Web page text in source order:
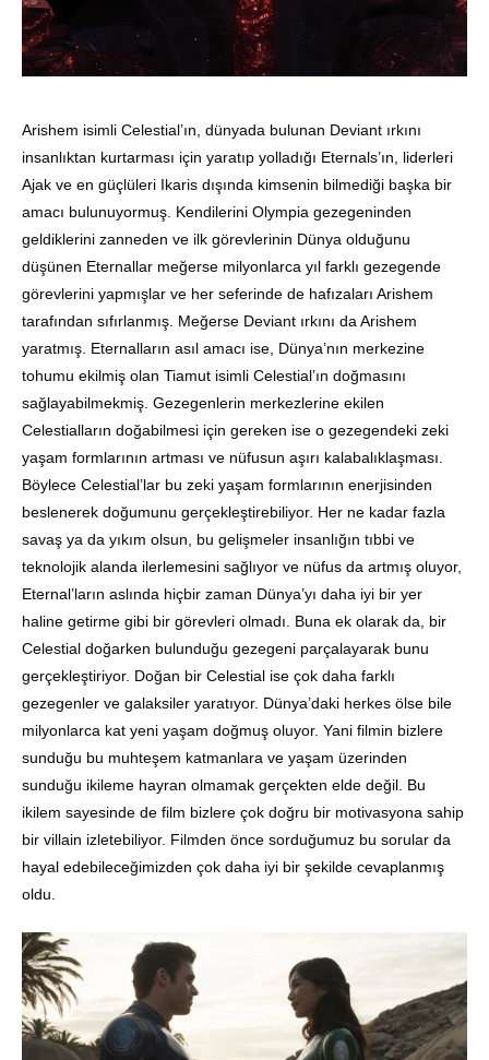
Arishem isimli Celestial’ın, dünyada bulunan Deviant ırkını
insanlıktan kurtarması için yaratıp yolladığı Eternals’ın, liderleri
Ajak ve en güçlüleri Ikaris dışında kimsenin bilmediği başka bir
amacı bulunuyormuş. Kendilerini Olympia gezegeninden
geldiklerini zanneden ve ilk görevlerinin Dünya olduğunu
düşünen Eternallar meğerse milyonlarca yıl farklı gezegende
görevlerini yapmışlar ve her seferinde de hafızaları Arishem
tarafından sıfırlanmış. Meğerse Deviant ırkını da Arishem
yaratmış. Eternalların asıl amacı ise, Dünya’nın merkezine
tohumu ekilmiş olan Tiamut isimli Celestial’ın doğmasını
sağlayabilmekmiş. Gezegenlerin merkezlerine ekilen
Celestialların doğabilmesi için gereken ise o gezegendeki zeki
yaşam formlarının artması ve nüfusun aşırı kalabalıklaşması.
Böylece Celestial’lar bu zeki yaşam formlarının enerjisinden
beslenerek doğumunu gerçekleştirebiliyor. Her ne kadar fazla
savaş ya da yıkım olsun, bu gelişmeler insanlığın tıbbi ve
teknolojik alanda ilerlemesini sağlıyor ve nüfus da artmış oluyor,
Eternal’ların aslında hiçbir zaman Dünya’yı daha iyi bir yer
haline getirme gibi bir görevleri olmadı. Buna ek olarak da, bir
Celestial doğarken bulunduğu gezegeni parçalayarak bunu
gerçekleştiriyor. Doğan bir Celestial ise çok daha farklı
gezegenler ve galaksiler yaratıyor. Dünya’daki herkes ölse bile
milyonlarca kat yeni yaşam doğmuş oluyor. Yani filmin bizlere
sunduğu bu muhteşem katmanlara ve yaşam üzerinden
sunduğu ikileme hayran olmamak gerçekten elde değil. Bu
ikilem sayesinde de film bizlere çok doğru bir motivasyona sahip
bir villain izletebiliyor. Filmden önce sorduğumuz bu sorular da
hayal edebileceğimizden çok daha iyi bir şekilde cevaplanmış
oldu.